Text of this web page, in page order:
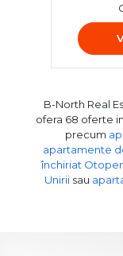
B-North Real
ofera 68 oferte
precum
apartamente
închiriat
Unirii sau